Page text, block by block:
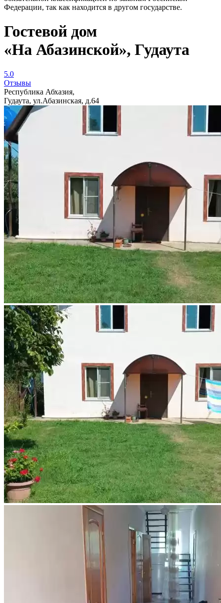
Федерации, так как находится в другом государстве.
Гостевой дом
«На Абазинской», Гудаута
5.0
Отзывы
Республика Абхазия,
Гудаута, ул.Абазинская, д.64